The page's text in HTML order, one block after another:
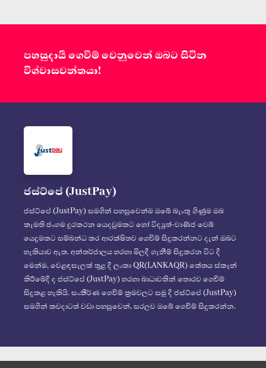
පහසුදායී ගෙවීම් වෙනුවෙන් ඔබට සිටින
විශ්වාසවන්තයා!
ජස්ට්පේ (JustPay)
ජස්ට්පේ (JustPay) සමගින් පහසුවෙන්ම ඔබේ බැංකු ගිණුම ඔබ
කැමති ජංගම දුරකථන යෙදවුමකට හෝ විද්‍යුත්-වාණිජ වෙබ්
යෙදුමකට සම්බන්ධ කර ආරක්ෂිතව ගෙවීම් සිදුකරන්නට දැන් ඔබට
හැකියාව ඇත. අන්තර්ජාලය හරහා මිලදී ගැනීම් සිදුකරන විට දී
මෙන්ම, වෙළඳසැලක් තුළ දී ලංකා QR(LANKAQR) කේතය ස්කෑන්
කිරීමේදී ද ජස්ට්පේ (JustPay) හරහා බාධාවකින් තොරව ගෙවීම්
සිදුකළ හැකියි. සංකීර්ණ ගෙවීම් ක්‍රමවලට සමු දී ජස්ට්පේ (JustPay)
සමගින් කවදාටත් වඩා පහසුවෙන්, සරලව ඔබේ ගෙවීම් සිදුකරන්න.